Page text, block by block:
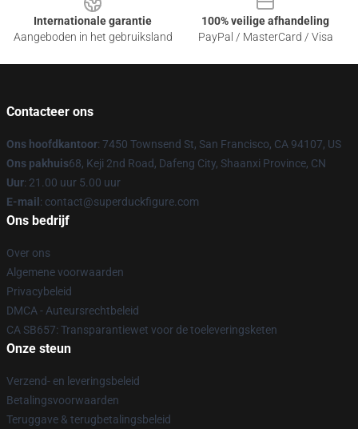
Internationale garantie
Aangeboden in het gebruiksland
100% veilige afhandeling
PayPal / MasterCard / Visa
Contacteer ons
Ons hoofdkantoor: 7450 Townsend St, San Francisco, CA 94107, US
Ons pakhuis68, Keji 2nd Road, Dafeng City, Shaanxi Province, CN
Uur: 21.00 uur 5.00 uur
E-mail : contact@superduckfigure.com
Ons bedrijf
Over ons
Algemene voorwaarden
Privacybeleid
DMCA - Auteursrechtbeleid
CA SB657: Transparantiewet voor de toeleveringsketen
Onze steun
Verzend- en leveringsbeleid
Betalingsvoorwaarden
Teruggave & terugbetalingsbeleid